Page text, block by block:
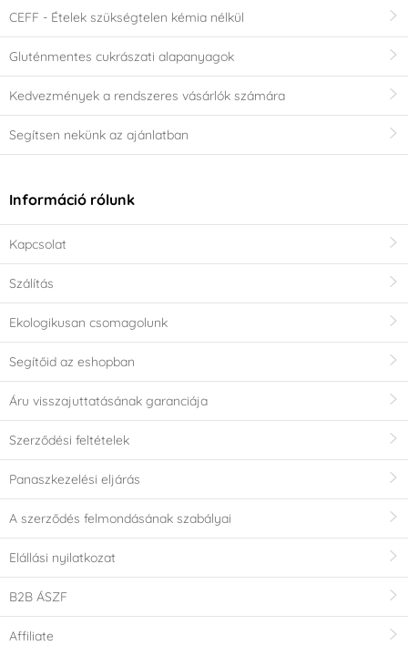
CEFF - Ételek szükségtelen kémia nélkül
Gluténmentes cukrászati alapanyagok
Kedvezmények a rendszeres vásárlók számára
Segítsen nekünk az ajánlatban
Információ rólunk
Kapcsolat
Szálítás
Ekologikusan csomagolunk
Segítőid az eshopban
Áru visszajuttatásának garanciája
Szerződési feltételek
Panaszkezelési eljárás
A szerződés felmondásának szabályai
Elállási nyilatkozat
B2B ÁSZF
Affiliate